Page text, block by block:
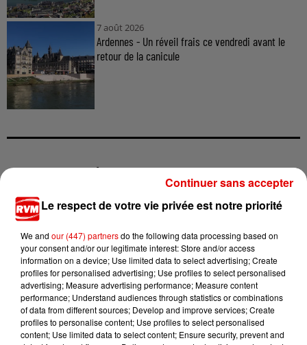
7 août 2026
Ardennes - Un réveil frais ce vendredi avant le
retour de la canicule
TITRES DIFFUSÉS
TEARS FOR FEARS
Shout
TRINIX
Madan
MYLENE FARMER
C'est A Qui Le Tour
Le respect de votre vie privée est notre priorité
We and our (447) partnersdo the following data processing based on
your consent and/or our legitimate interest: Store and/or access
information on a device; Use limited data to select advertising; Create
profiles for personalised advertising; Use profiles to select personalised
advertising; Measure advertising performance; Measure content
performance; Understand audiences through statistics or combinations
of data from different sources; Develop and improve services; Create
profiles to personalise content; Use profiles to select personalised
content; Use limited data to select content; Ensure security, prevent and
Continuer sans accepter